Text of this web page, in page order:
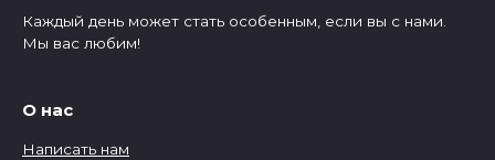
Каждый день может стать особенным, если вы с нами.
Мы вас любим!
О нас
Написать нам